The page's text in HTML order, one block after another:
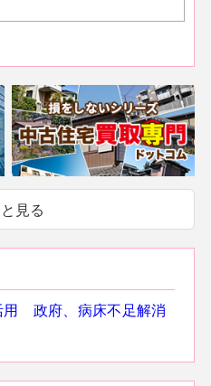
見る
用 政府、病床不足解消